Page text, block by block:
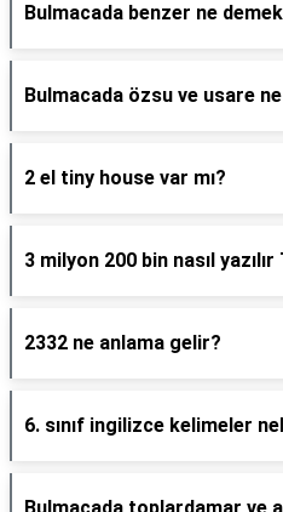
Bulmacada benzer ne
Bulmacada özsu ve usare
2 el tiny house var mı?
3 milyon 200 bin nasıl yazılır
2332 ne anlama gelir?
6. sınıf ingilizce kelimeler